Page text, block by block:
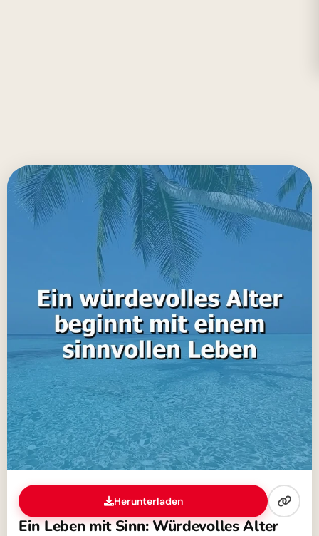
Herunterladen
Ein Leben mit Sinn: Würdevolles Alter